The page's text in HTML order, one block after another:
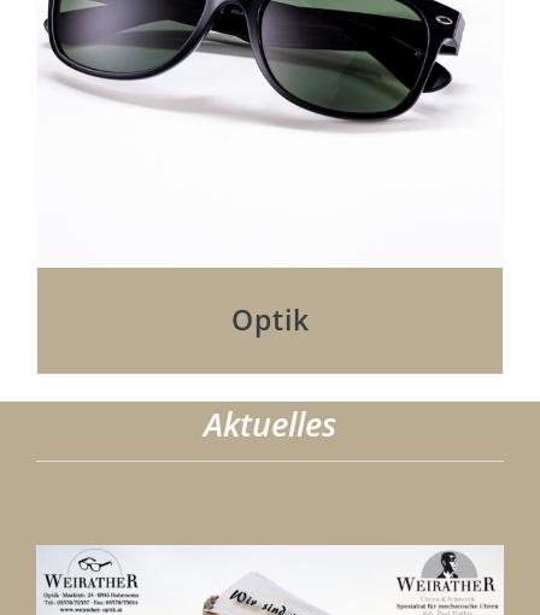
Optik
Aktuelles